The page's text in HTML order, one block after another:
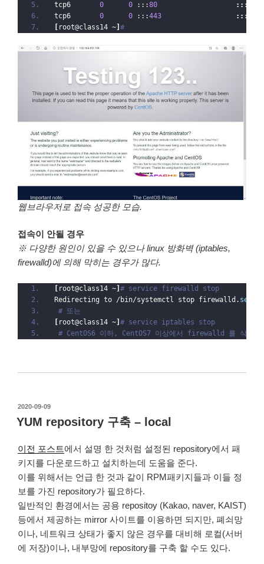
tcp6 0 0 :::80 :::*
tcp6 0 0 :::443 :::*
root@class14 ~ #
웹브라우저로 접속 성공한 모습.
접속이 안될 경우
※ 다양한 원인이 있을 수 있으나 linux 방화벽 (iptables,
firewalld)에 의해 막히는 경우가 많다.
root@class14 ~ # service firewalld stop
Redirecting to /bin/systemctl stop firewalld.
# 또는
root@class14 ~ # service iptables stop
# CentOS6 이하, CentOS7 이상에서 firewalld 를 삭제
작
성
일
2020-09-09
YUM repository 구축 – local
이전 포스트에서 설명 한 것처럼 설정된 repository에서 패
키지를 다운로드하고 설치하는데 도움을 준다.
이를 위해서는 언급 한 것과 같이 RPM패키지들과 이들 정
보를 가진 repository가 필요하다.
일반적인 환경에서는 공용 repositoy (Kakao, naver, KAIST)
등에서 제공하는 mirror 사이트를 이용하면 되지만, 폐쇠망
이나, 네트워크 상태가 좋지 않은 경우를 대비해 로컬(서버
에 저장)이나, 내부망에 repository를 구축 할 수도 있다.